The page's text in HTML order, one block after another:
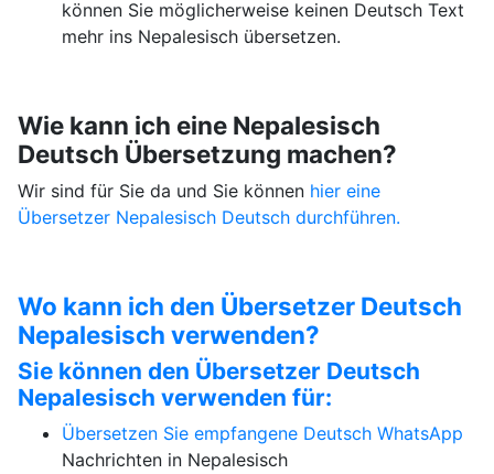
können Sie möglicherweise keinen Deutsch Text
mehr ins Nepalesisch übersetzen.
Wie kann ich eine Nepalesisch
Deutsch Übersetzung machen?
Wir sind für Sie da und Sie können hier eine
Übersetzer Nepalesisch Deutsch durchführen.
Wo kann ich den Übersetzer Deutsch
Nepalesisch verwenden?
Sie können den Übersetzer Deutsch
Nepalesisch verwenden für:
Übersetzen Sie empfangene Deutsch WhatsApp
Nachrichten in Nepalesisch